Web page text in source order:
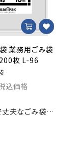
業務用ごみ袋
枚 L-96
込価格
●LD素材で丈夫なごみ袋！まとめ買いでお得！寸法：横1,000×縦1,200ｍｍ素材：LDPE0.040mm入数：200枚商品コード：1111102270